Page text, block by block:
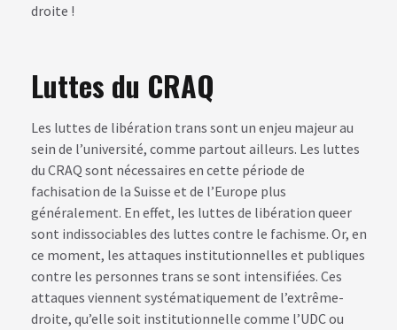
droite !
Luttes du CRAQ
Les luttes de libération trans sont un enjeu majeur au
sein de l’université, comme partout ailleurs. Les luttes
du CRAQ sont nécessaires en cette période de
fachisation de la Suisse et de l’Europe plus
généralement. En effet, les luttes de libération queer
sont indissociables des luttes contre le fachisme. Or, en
ce moment, les attaques institutionnelles et publiques
contre les personnes trans se sont intensifiées. Ces
attaques viennent systématiquement de l’extrême-
droite, qu’elle soit institutionnelle comme l’UDC ou